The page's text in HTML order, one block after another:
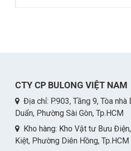
CTY CP BULONG VIỆT NAM
Địa chỉ: P.903, Tầng 9, Tòa
Duẩn, Phường Sài Gòn, Tp.HCM
Kho hàng: Kho Vật tư Bưu
Kiệt, Phường Diên Hồng, Tp.HCM